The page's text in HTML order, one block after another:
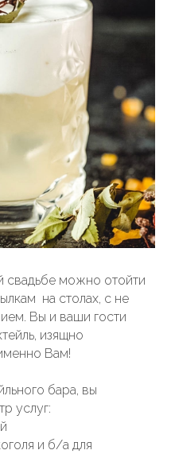
свадьбе можно отойти
на столах, с не
Вы и ваши гости
изящно
Вам!
бара, вы
услуг:
и б/а для